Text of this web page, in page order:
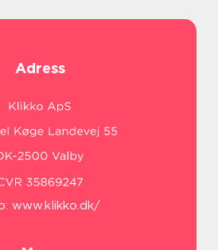
Adress
www.klikko.dk/